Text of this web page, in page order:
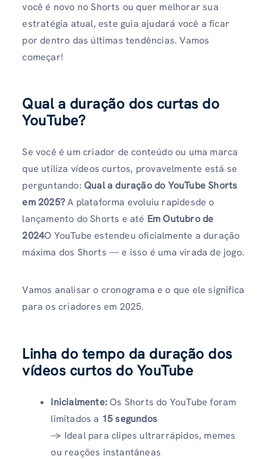
você é novo no Shorts ou quer melhorar sua
estratégia atual, este guia ajudará você a ficar
por dentro das últimas tendências. Vamos
começar!
Qual a duração dos curtas do
YouTube?
Se você é um criador de conteúdo ou uma marca
que utiliza vídeos curtos, provavelmente está se
perguntando: Qual a duração do YouTube Shorts
em 2025?A plataforma evoluiu rapidesde o
lançamento do Shorts e até Em Outubro de
2024O YouTube estendeu oficialmente a duração
máxima dos Shorts — e isso é uma virada de jogo.
Vamos analisar o cronograma e o que ele significa
para os criadores em 2025.
Linha do tempo da duração dos
vídeos curtos do YouTube
Inicialmente:Os Shorts do YouTube foram
limitados a 15 segundos
→ Ideal para clipes ultrarrápidos, memes
ou reações instantâneas